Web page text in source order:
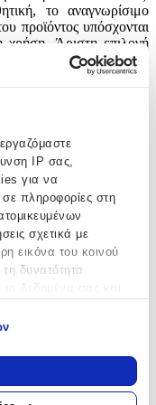
IP σας,
για να
πληροφορίες στη
σχετικά με
εικόνα του κοινού
δυνατότητα
με τη γεωγραφική
ακριβείς σε
το αναγνωρίσιμο
προϊόντος υπόσχονται
χρήση. Άριστη επιλογή
να προσθέσουν μια